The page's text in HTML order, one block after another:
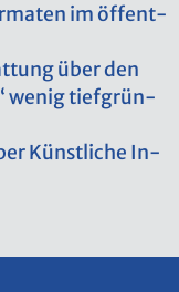
im öf­fent­
über den
wenig tief­grün­
Künst­li­che In­